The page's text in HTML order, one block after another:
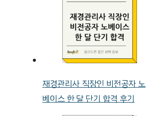
재경관리사 직장인 비전공자 노
베이스 한 달 단기 합격 후기